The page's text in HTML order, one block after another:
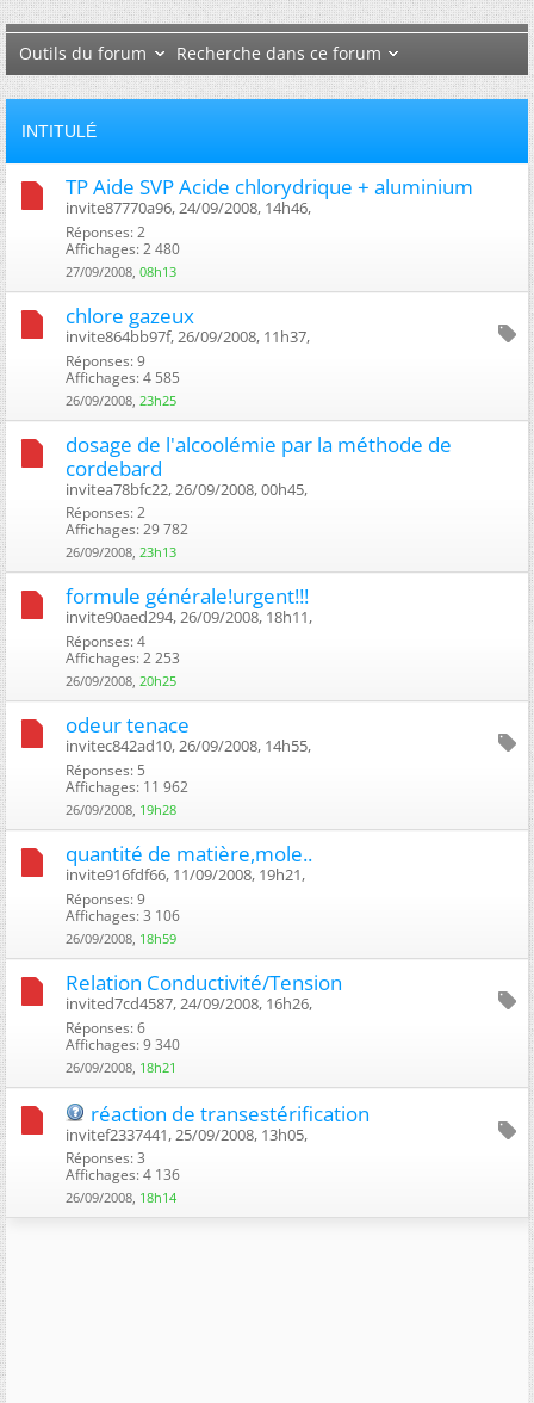
Outils du forum Recherche dans ce forum
INTITULÉ
TP Aide SVP Acide chlorydrique + aluminium
invite87770a96, 24/09/2008, 14h46, ‎
Réponses: 2
Affichages: 2 480
27/09/2008, 08h13
chlore gazeux
invite864bb97f, 26/09/2008, 11h37, ‎
Réponses: 9
Affichages: 4 585
26/09/2008, 23h25
dosage de l'alcoolémie par la méthode de
cordebard
invitea78bfc22, 26/09/2008, 00h45, ‎
Réponses: 2
Affichages: 29 782
26/09/2008, 23h13
formule générale!urgent!!!
invite90aed294, 26/09/2008, 18h11, ‎
Réponses: 4
Affichages: 2 253
26/09/2008, 20h25
odeur tenace
invitec842ad10, 26/09/2008, 14h55, ‎
Réponses: 5
Affichages: 11 962
26/09/2008, 19h28
quantité de matière,mole..
invite916fdf66, 11/09/2008, 19h21, ‎
Réponses: 9
Affichages: 3 106
26/09/2008, 18h59
Relation Conductivité/Tension
invited7cd4587, 24/09/2008, 16h26, ‎
Réponses: 6
Affichages: 9 340
26/09/2008, 18h21
réaction de transestérification
invitef2337441, 25/09/2008, 13h05, ‎
Réponses: 3
Affichages: 4 136
26/09/2008, 18h14